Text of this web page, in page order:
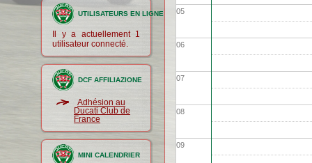
UTILISATEURS EN LIGNE
Il y a actuellement 1
utilisateur connecté.
DCF AFFILIAZIONE
Adhésion au
Ducati Club de
France
MINI CALENDRIER
05
06
07
08
09